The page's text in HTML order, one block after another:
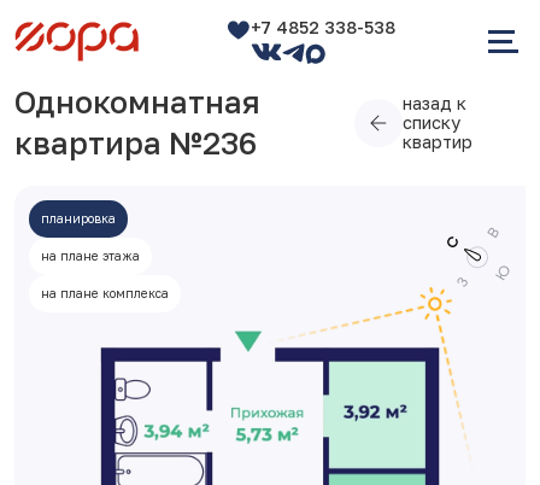
+7 4852 338-538
Однокомнатная
квартира №236
назад к
списку
квартир
планировка
на плане этажа
на плане комплекса